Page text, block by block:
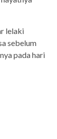
lelaki
sebelum
pada hari